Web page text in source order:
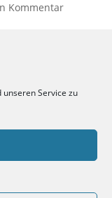
Service zu
Kommentar